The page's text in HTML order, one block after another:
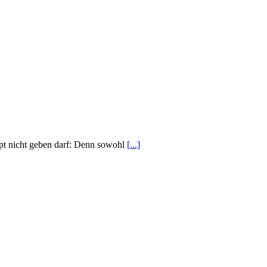
nicht geben darf: Denn sowohl [...]